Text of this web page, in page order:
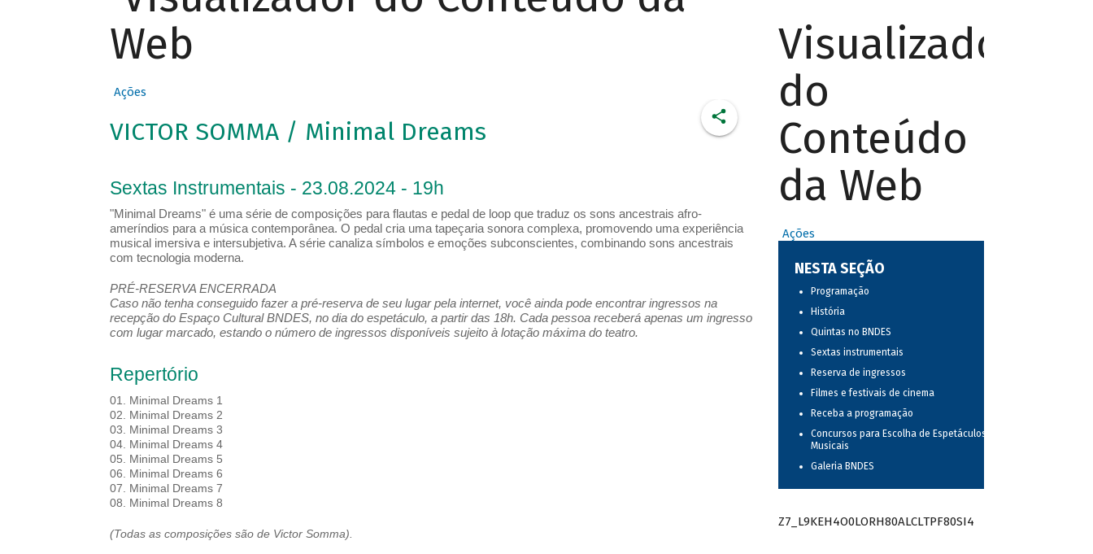
Web
Ações
VICTOR SOMMA / Minimal Dreams
Sextas Instrumentais - 23.08.2024 - 19h
"Minimal Dreams" é uma série de composições para flautas e pedal de loop que traduz os sons ancestrais afro-
ameríndios para a música contemporânea. O pedal cria uma tapeçaria sonora complexa, promovendo uma experiência
musical imersiva e intersubjetiva. A série canaliza símbolos e emoções subconscientes, combinando sons ancestrais
com tecnologia moderna.
PRÉ-RESERVA ENCERRADA
Caso não tenha conseguido fazer a pré-reserva de seu lugar pela internet, você ainda pode encontrar ingressos na
recepção do Espaço Cultural BNDES, no dia do espetáculo, a partir das 18h. Cada pessoa receberá apenas um ingresso
com lugar marcado, estando o número de ingressos disponíveis sujeito à lotação máxima do teatro.
Repertório
01. Minimal Dreams 1
02. Minimal Dreams 2
03. Minimal Dreams 3
04. Minimal Dreams 4
05. Minimal Dreams 5
06. Minimal Dreams 6
07. Minimal Dreams 7
08. Minimal Dreams 8
(Todas as composições são de Victor Somma).
Visualizador
do
Conteúdo
da Web
Ações
NESTA SEÇÃO
Programação
História
Quintas no BNDES
Sextas instrumentais
Reserva de ingressos
Filmes e festivais de cinema
Receba a programação
Concursos para Escolha de Espetáculos
Musicais
Galeria BNDES
Z7_L9KEH4O0LORH80ALCLTPF80SI4